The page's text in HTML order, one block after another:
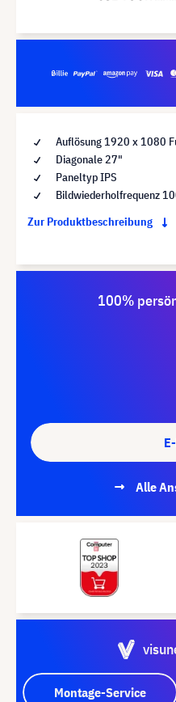
Auflösung 1920 x 1080
Diagonale 27"
Paneltyp IPS
Bildwiederholfrequenz
Zur Produktbeschreibung
100%
Alle
Montage-Service